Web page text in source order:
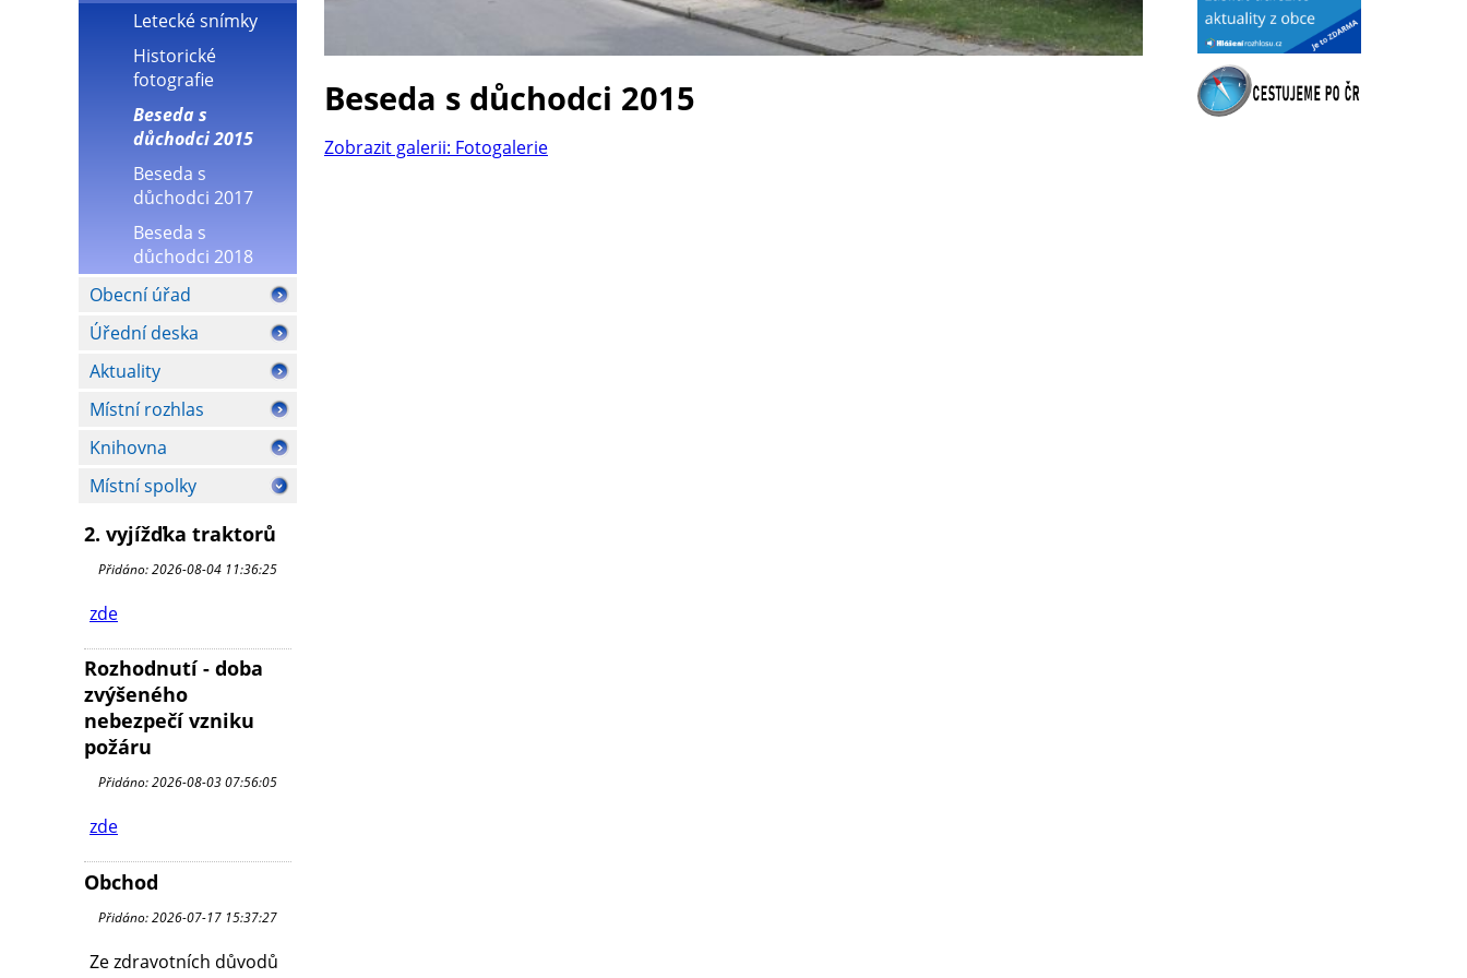
Letecké snímky
Historické
fotografie
Beseda s
důchodci 2015
Beseda s
důchodci 2017
Beseda s
důchodci 2018
Obecní úřad
Úřední deska
Aktuality
Místní rozhlas
Knihovna
Místní spolky
2. vyjížďka traktorů
Přidáno: 2026-08-04 11:36:25
zde
Rozhodnutí - doba
zvýšeného
nebezpečí vzniku
požáru
Přidáno: 2026-08-03 07:56:05
zde
Obchod
Přidáno: 2026-07-17 15:37:27
Ze zdravotních důvodů
Beseda s důchodci 2015
Zobrazit galerii: Fotogalerie